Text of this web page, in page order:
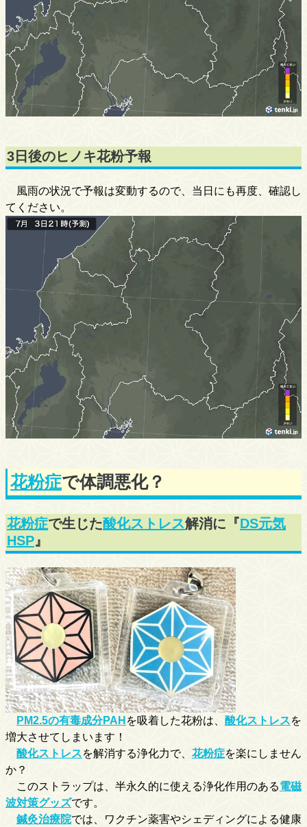
3日後のヒノキ花粉予報
風雨の状況で予報は変動するので、当日にも再度、確認し
てください。
花粉症で体調悪化？
花粉症で生じた酸化ストレス解消に『DS元気
HSP』
PM2.5の有毒成分PAH を吸着した花粉は、 酸化ストレスを
増大させてしまいます！
酸化ストレスを解消する浄化力で、 花粉症を楽にしません
か？
このストラップは、半永久的に使える浄化作用のある電磁
波対策グッズです。
鍼灸治療院では、ワクチン薬害やシェディングによる健康